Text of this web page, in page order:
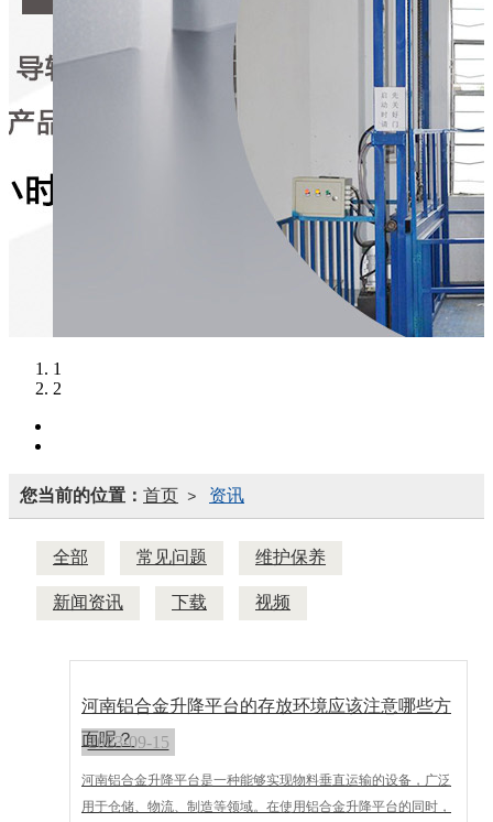
1
2
您当前的位置： 首页 > 资讯
全部 常见问题 维护保养
新闻资讯 下载 视频
河南铝合金升降平台的存放环境应该注意哪些方
面呢？
2023-09-15
河南铝合金升降平台是一种能够实现物料垂直运输的设备，广泛
用于仓储、物流、制造等领域。在使用铝合金升降平台的同时，